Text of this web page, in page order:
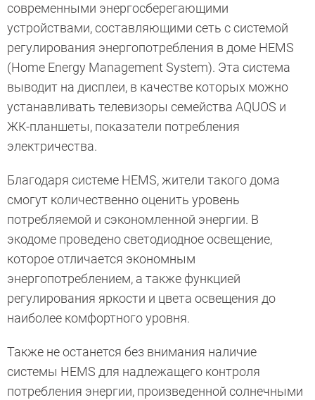
современными энергосберегающими
устройствами, составляющими сеть с системой
регулирования энергопотребления в доме HEMS
(Home Energy Management System). Эта система
выводит на дисплеи, в качестве которых можно
устанавливать телевизоры семейства AQUOS и
ЖК-планшеты, показатели потребления
электричества.
Благодаря системе HEMS, жители такого дома
смогут количественно оценить уровень
потребляемой и сэкономленной энергии. В
экодоме проведено светодиодное освещение,
которое отличается экономным
энергопотреблением, а также функцией
регулирования яркости и цвета освещения до
наиболее комфортного уровня.
Также не останется без внимания наличие
системы HEMS для надлежащего контроля
потребления энергии, произведенной солнечными